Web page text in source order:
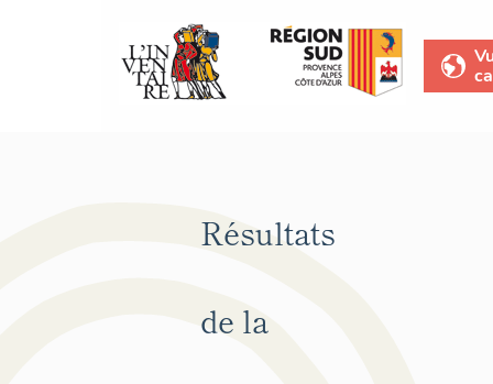
Résultats
de la